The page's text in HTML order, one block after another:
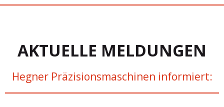
AKTUELLE MELDUNGEN
Hegner Präzisionsmaschinen informiert: